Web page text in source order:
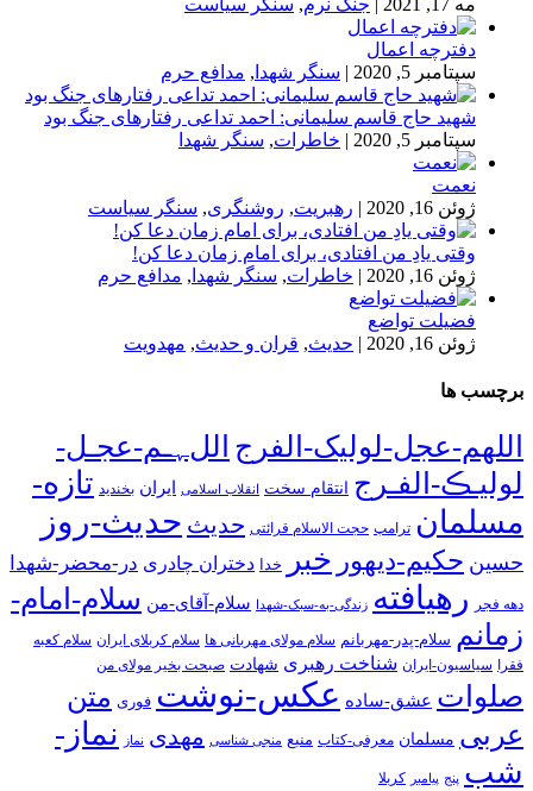
مه 17, 2021
| جنگ نرم, سنگر سیاست
دفترچه اعمال
سپتامبر 5, 2020
| سنگر شهدا , مدافع حرم
شهید حاج قاسم سلیمانی: احمد تداعی رفتارهای جنگ بود
سپتامبر 5, 2020
| خاطرات, سنگر شهدا
نعمت
ژوئن 16, 2020
| رهبریت, روشنگری, سنگر سیاست
وقتی یادِ من افتادی، برای امام زمان دعا کن!
ژوئن 16, 2020
| خاطرات, سنگر شهدا , مدافع حرم
فضیلت تواضع
ژوئن 16, 2020
| حدیث, قران و حدیث, مهدویت
برچسب ها
اللهم-عجل-لولیک-الفرج اللﮩـم-عجـل-
لولیـڪ-الفـرج انتقام سخت انقلاب اسلامی ایران بخندید تازه-
مسلمان ترامپ حجت الاسلام قرائتی حدیث حدیث-روز
حسین حکیم-دیهور خبر خدا دختران چادری در-محضر-شهدا
دهه فجر رهیافته زندگی-به-سبک-شهدا سلام-آقای-من سلام-امام-
زمانم سلام-پدر-مهربانم سلام مولای مهربانی ها سلام کربلای ایران سلام کعبه
فقرا سیاسیون-ایران شناخت رهبری شهادت صبحت بخیر مولای من
صلوات عشق-ساده عکس-نوشت فوری متن
عربی مسلمان معرفی-کتاب منبع منجی شناسی مهدی نماز
نماز-
شب پنج پیامبر کربلا